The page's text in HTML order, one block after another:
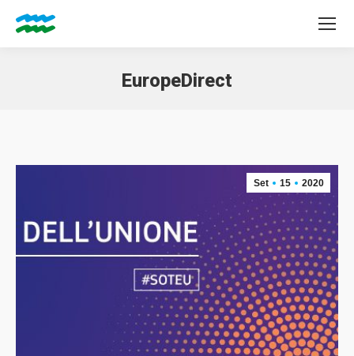
EuropeDirect
Set 15 2020